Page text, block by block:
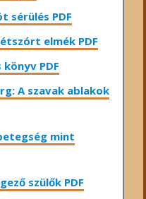
sérülés PDF
elmék PDF
PDF
A szavak ablakok
mint
szülők PDF